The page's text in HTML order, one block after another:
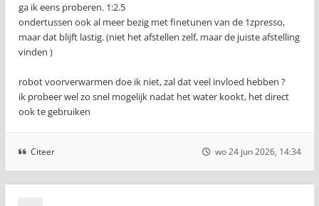
ga ik eens proberen. 1:2.5
ondertussen ook al meer bezig met finetunen van de 1zpresso,
maar dat blijft lastig. (niet het afstellen zelf, maar de juiste afstelling
vinden )
robot voorverwarmen doe ik niet, zal dat veel invloed hebben ?
ik probeer wel zo snel mogelijk nadat het water kookt, het direct
ook te gebruiken
Citeer wo 24 jun 2026, 14:34